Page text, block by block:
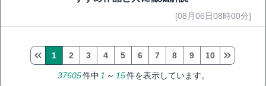
[08月06日08時00分]
37605件中 1 ～ 15件を表示しています。
1 2 3 4 5 6 7 8 9 10